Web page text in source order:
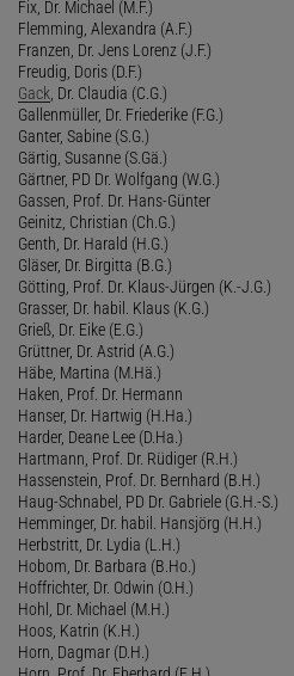
Fix, Dr. Michael (M.F.)
Flemming, Alexandra (A.F.)
Franzen, Dr. Jens Lorenz (J.F.)
Freudig, Doris (D.F.)
Gack , Dr. Claudia (C.G.)
Gallenmüller, Dr. Friederike (F.G.)
Ganter, Sabine (S.G.)
Gärtig, Susanne (S.Gä.)
Gärtner, PD Dr. Wolfgang (W.G.)
Gassen, Prof. Dr. Hans-Günter
Geinitz, Christian (Ch.G.)
Genth, Dr. Harald (H.G.)
Gläser, Dr. Birgitta (B.G.)
Götting, Prof. Dr. Klaus-Jürgen (K.-J.G.)
Grasser, Dr. habil. Klaus (K.G.)
Grieß, Dr. Eike (E.G.)
Grüttner, Dr. Astrid (A.G.)
Häbe, Martina (M.Hä.)
Haken, Prof. Dr. Hermann
Hanser, Dr. Hartwig (H.Ha.)
Harder, Deane Lee (D.Ha.)
Hartmann, Prof. Dr. Rüdiger (R.H.)
Hassenstein, Prof. Dr. Bernhard (B.H.)
Haug-Schnabel, PD Dr. Gabriele (G.H.-S.)
Hemminger, Dr. habil. Hansjörg (H.H.)
Herbstritt, Dr. Lydia (L.H.)
Hobom, Dr. Barbara (B.Ho.)
Hoffrichter, Dr. Odwin (O.H.)
Hohl, Dr. Michael (M.H.)
Hoos, Katrin (K.H.)
Horn, Dagmar (D.H.)